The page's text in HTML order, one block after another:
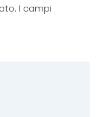
I campi